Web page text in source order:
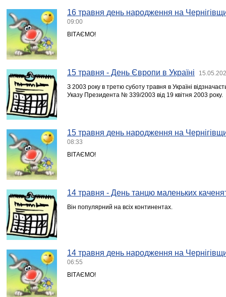
16 травня день народження на
09:00
ВІТАЄМО!
15 травня - День Європи в Україні
З 2003 року в третю суботу травня в Україні
Указу Президента № 339/2003 від 19 квітня 2003 року.
15 травня день народження на
08:33
ВІТАЄМО!
14 травня - День танцю маленьких
Він популярний на всіх континентах.
14 травня день народження на
06:55
ВІТАЄМО!